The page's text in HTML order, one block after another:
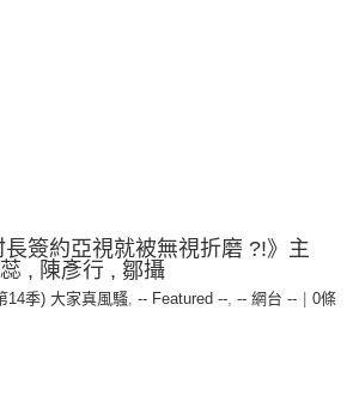
長簽約亞視就被無視折磨 ?!》主
, 陳彥行 , 鄒攝
14季) 大家真風騷, -- Featured --, -- 網台 --
0條